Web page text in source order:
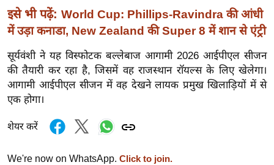
ज
ग
ऑ
टो
व
र्ल्ड
न्यू
ब्री
इसे भी पढ़ें: World Cup: Phillips-Ravindra की आंधी
में उड़ा कनाडा, New Zealand की Super 8 में शान से एंट्री
सूर्यवंशी ने यह विस्फोटक बल्लेबाज आगामी 2026 आईपीएल सीजन
की तैयारी कर रहा है, जिसमें वह राजस्थान रॉयल्स के लिए खेलेगा।
आगामी आईपीएल सीजन में वह देखने लायक प्रमुख खिलाड़ियों में से
एक होगा।
शेयर करें
We're now on WhatsApp. Click to join.